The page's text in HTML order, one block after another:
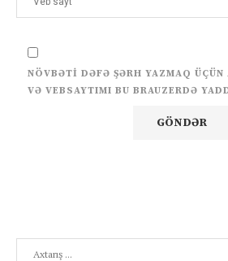
NÖVBƏTI DƏFƏ ŞƏRH YAZMAQ
VƏ VEBSAYTIMI BU BRAUZERDƏ